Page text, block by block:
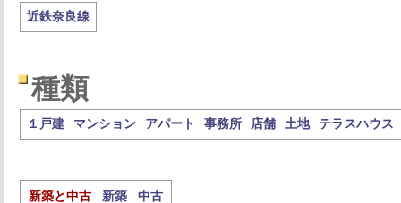
近鉄奈良線
種類
１戸建 マンション アパート 事務所 店舗 土地 テラスハウス
新築と中古 新築 中古